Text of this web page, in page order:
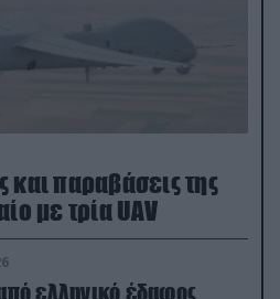
και παραβάσεις της
με τρία UAV
ελληνικό έδαφος